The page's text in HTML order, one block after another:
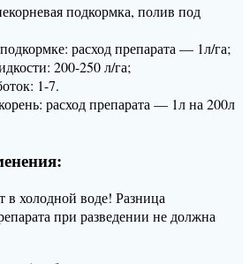
подкормка, полив под
расход препарата — 1л/га;
200-250 л/га;
1-7.
расход препарата — 1л на 200л
в холодной воде! Разница
при разведении не должна